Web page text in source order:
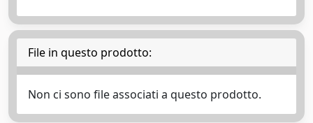
File in questo prodotto:
Non ci sono file associati a questo prodotto.